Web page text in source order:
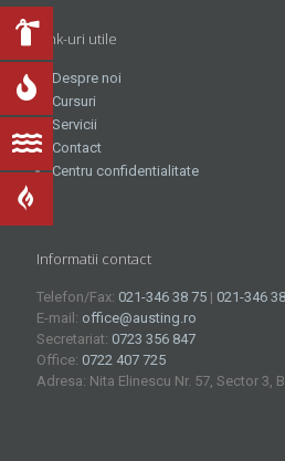
Link-uri utile
Despre noi
Cursuri
Servicii
Contact
Centru confidentialitate
Informatii contact
Telefon/Fax: 021-346 38 75 | 021-346
E-mail: office@austing.ro
Secretariat: 0723 356 847
Office: 0722 407 725
Adresa: Nita Elinescu Nr. 57, Sector 3,